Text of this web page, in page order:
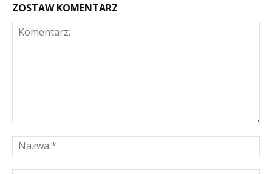
ZOSTAW KOMENTARZ